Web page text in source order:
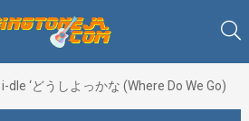
i-dle ‘どうしよっかな (Where Do We Go)